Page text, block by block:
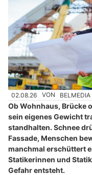
02.08.26 VON
Ob Wohnhaus, Brücke
sein eigenes Gewicht
standhalten. Schnee
Fassade, Menschen
manchmal erschüttert
Statikerinnen und
Gefahr entsteht.